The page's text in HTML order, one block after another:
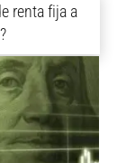
renta fija a